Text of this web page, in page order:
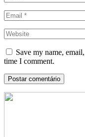
Save my name,
time I comment.